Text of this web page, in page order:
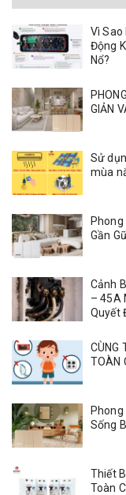
Vì Sao
Động
Nổ?
GIẢN
Sử
mùa
Phong
Gần
Cảnh
– 45A
Quyết
CÙNG
TOÀN
Phong
Sống
Thiết
Toàn